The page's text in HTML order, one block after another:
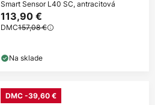
Smart Sensor L40 SC, antracitová
113,90 €
DMC157,08 €
Na sklade
DMC -39,60 €